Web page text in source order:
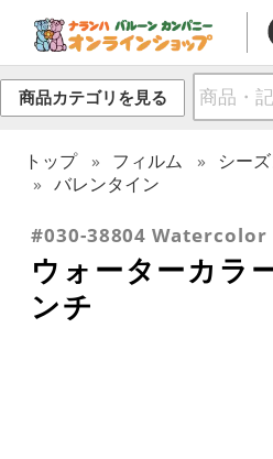
商品カテゴリを見る
トップ フィルム
シー
バレンタイン
#030-38804 Watercolor
ウォーターカラ
ンチ